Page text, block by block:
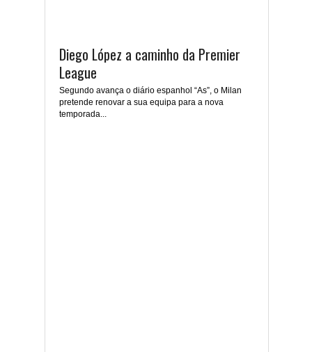
Diego López a caminho da Premier
League
Segundo avança o diário espanhol “As”, o Milan
pretende renovar a sua equipa para a nova
temporada...